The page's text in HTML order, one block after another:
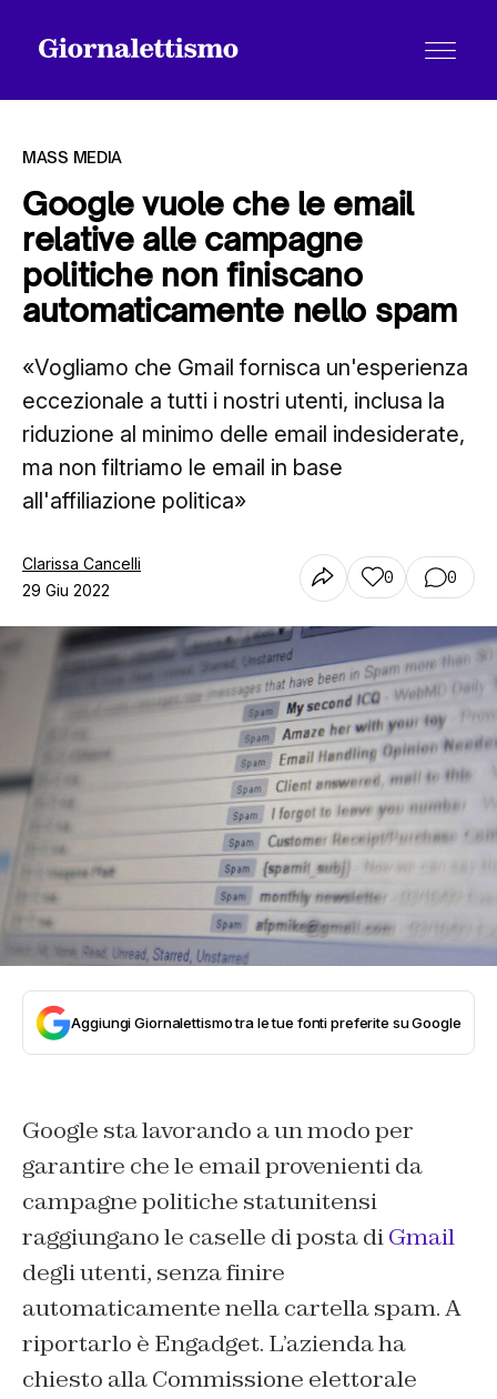
Tutti gli articoli
Contatti
MASS MEDIA
Google vuole che le email
relative alle campagne
politiche non finiscano
automaticamente nello spam
«Vogliamo che Gmail fornisca un'esperienza
eccezionale a tutti i nostri utenti, inclusa la
riduzione al minimo delle email indesiderate,
ma non filtriamo le email in base
all'affiliazione politica»
Clarissa Cancelli
29 Giu 2022
0 0
Aggiungi Giornalettismo tra le tue fonti preferite su Google
Google sta lavorando a un modo per
garantire che le email provenienti da
campagne politiche statunitensi
raggiungano le caselle di posta diGmail
degli utenti, senza finire
automaticamente nella cartella spam. A
riportarlo è Engadget. L’azienda ha
chiesto alla Commissione elettorale